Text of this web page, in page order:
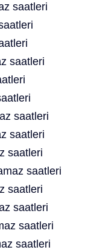
saatleri
saatleri
saatleri
saatleri
saatleri
saatleri
saatleri
saatleri
saatleri
saatleri